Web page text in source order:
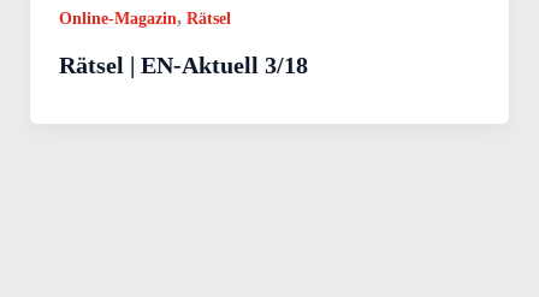
Online-Magazin, Rätsel
Rätsel | EN-Aktuell 3/18